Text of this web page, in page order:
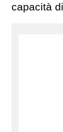
capacità